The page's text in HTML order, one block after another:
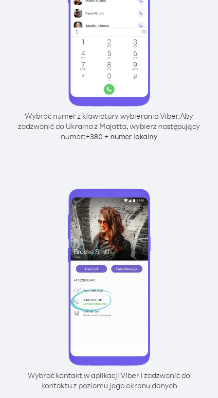
Wybrać numer z klawiatury wybierania Viber.Aby
zadzwonić do Ukraina z Majotta, wybierz następujący
numer:+380+ numer lokalny
Wybrać kontakt w aplikacji Viber i zadzwonić do
kontaktu z poziomu jego ekranu danych